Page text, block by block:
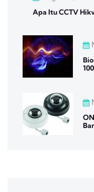
Apa Itu CCTV